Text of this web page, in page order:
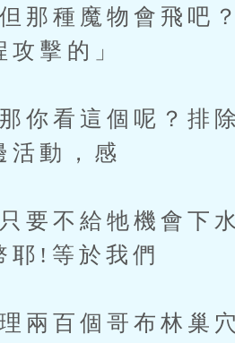
種魔物會飛吧？
攻擊的」
看這個呢？排除
活動，感
不給牠機會下水
耶!等於我們
百個哥布林巢穴